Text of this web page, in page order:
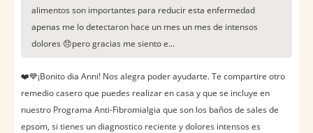
alimentos son importantes para reducir esta enfermedad
apenas me lo detectaron hace un mes un mes de intensos
dolores 😞pero gracias me siento e...
❤️️💙¡Bonito dia Anni! Nos alegra poder ayudarte. Te compartire otro
remedio casero que puedes realizar en casa y que se incluye en
nuestro Programa Anti-Fibromialgia que son los baños de sales de
epsom, si tienes un diagnostico reciente y dolores intensos es